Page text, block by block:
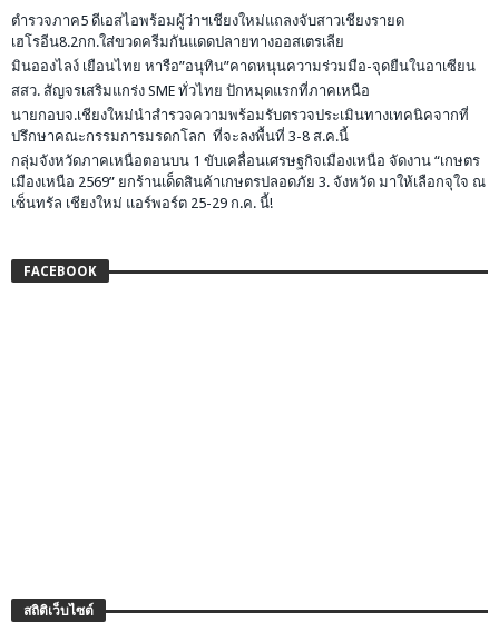
ตำรวจภาค5 ดีเอสไอพร้อมผู้ว่าฯเชียงใหม่แถลงจับสาวเชียงรายด
เฮโรอีน8.2กก.ใส่ขวดครีมกันแดดปลายทางออสเตรเลีย
มินอองไลง์ เยือนไทย หารือ”อนุทิน”คาดหนุนความร่วมมือ-จุดยืนในอาเซียน
สสว. สัญจรเสริมแกร่ง SME ทั่วไทย ปักหมุดแรกที่ภาคเหนือ
นายกอบจ.เชียงใหม่นำสำรวจความพร้อมรับตรวจประเมินทางเทคนิคจากที่
ปรึกษาคณะกรรมการมรดกโลก ที่จะลงพื้นที่ 3-8 ส.ค.นี้
กลุ่มจังหวัดภาคเหนือตอนบน 1 ขับเคลื่อนเศรษฐกิจเมืองเหนือ จัดงาน “เกษตร
เมืองเหนือ 2569” ยกร้านเด็ดสินค้าเกษตรปลอดภัย 3. จังหวัด มาให้เลือกจุใจ ณ
เซ็นทรัล เชียงใหม่ แอร์พอร์ต 25-29 ก.ค. นี้!
FACEBOOK
สถิติเว็บไซต์